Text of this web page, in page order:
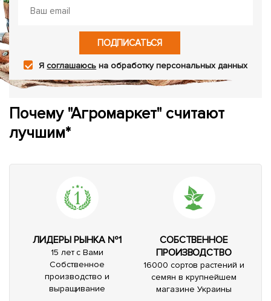
ПОДПИСАТЬСЯ
Ясоглашаюсь на обработку персональных данных
Почему "Агромаркет" считают
лучшим*
ЛИДЕРЫ РЫНКА №1
15 лет с Вами
Собственное
производство и
выращивание
СОБСТВЕННОЕ
ПРОИЗВОДСТВО
16000 сортов растений и
семян в крупнейшем
магазине Украины